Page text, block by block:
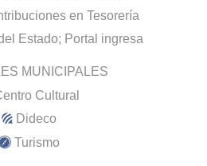
en Tesorería
Estado; Portal ingresa
MUNICIPALES
Cultural
Dideco
Turismo